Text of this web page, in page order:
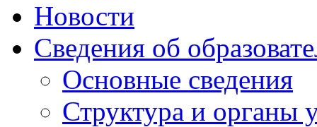
Новости
Сведения об
Основные сведения
Структура и органы